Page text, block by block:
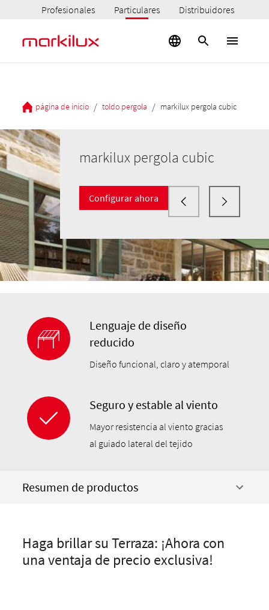
Profesionales Particulares Distribuidores
página de inicio / toldo pergola / markilux pergola cubic
markilux pergola cubic
Configurar ahora
Lenguaje de diseño
reducido
Diseño funcional, claro y atemporal
Seguro y estable al viento
Mayor resistencia al viento gracias
al guiado lateral del tejido
Resumen de productos
Haga brillar su Terraza: ¡Ahora con
una ventaja de precio exclusiva!